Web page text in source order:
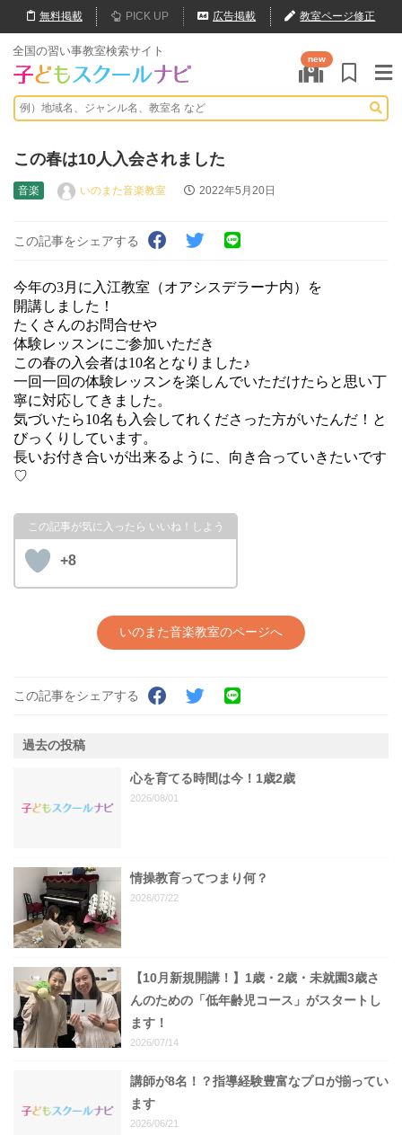
無料掲載 PICK UP 広告掲載 教室ページ修正
全国の習い事教室検索サイト
new
この春は10人入会されました
音楽 いのまた音楽教室 2022年5月20日
この記事をシェアする
今年の3月に入江教室（オアシスデラーナ内）を
開講しました！
たくさんのお問合せや
体験レッスンにご参加いただき
この春の入会者は10名となりました♪
一回一回の体験レッスンを楽しんでいただけたらと思い丁
寧に対応してきました。
気づいたら10名も入会してれくださった方がいたんだ！と
びっくりしています。
長いお付き合いが出来るように、向き合っていきたいです
♡
+8
いのまた音楽教室のページへ
この記事をシェアする
過去の投稿
心を育てる時間は今！1歳2歳
2026/08/01
情操教育ってつまり何？
2026/07/22
【10月新規開講！】1歳・2歳・未就園3歳さ
んのための「低年齢児コース」がスタートし
ます！
2026/07/14
講師が8名！？指導経験豊富なプロが揃ってい
ます
2026/06/21